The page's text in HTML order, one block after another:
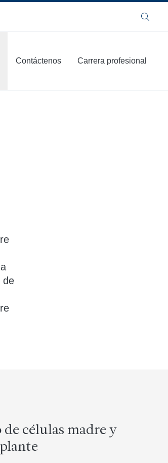
Buscar
Contáctenos
Carrera profesional
de
células madre y